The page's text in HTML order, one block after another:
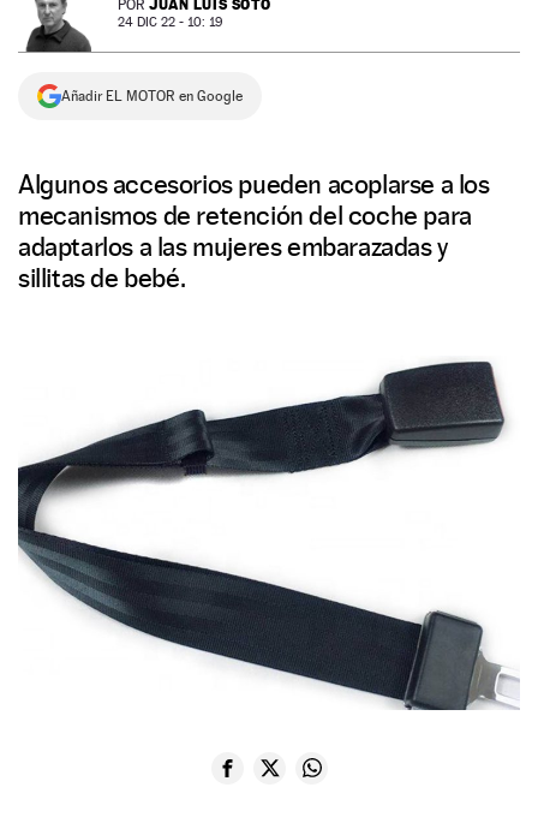
NEWSLETTER
SÍGUENOS
POR JUAN LUIS SOTO
24 DIC 22 - 10: 19
Añadir EL MOTOR en Google
Algunos accesorios pueden acoplarse a los
mecanismos de retención del coche para
adaptarlos a las mujeres embarazadas y
sillitas de bebé.